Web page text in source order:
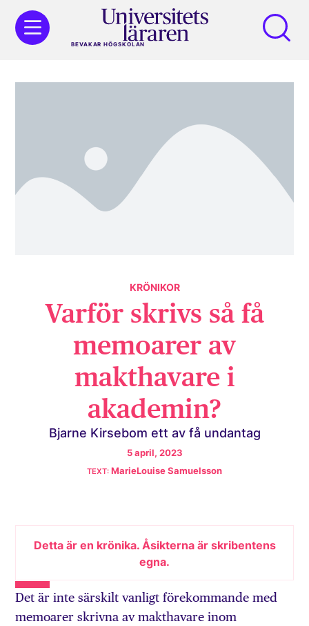
BEVAKAR HÖGSKOLAN
KRÖNIKOR
Varför skrivs så få
memoarer av
makthavare i
akademin?
Bjarne Kirsebom ett av få undantag
5 april, 2023
MarieLouise Samuelsson
Detta är en krönika. Åsikterna är skribentens
egna.
Det är inte särskilt vanligt förekommande med
memoarer skrivna av makthavare inom